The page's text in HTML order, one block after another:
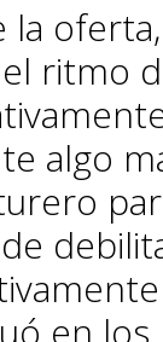
la
ritmo
algo
en